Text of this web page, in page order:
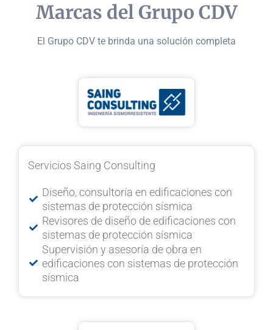
Marcas del Grupo CDV
El Grupo CDV te brinda una solución completa
Servicios Saing Consulting
Diseño, consultoría en edificaciones con
sistemas de protección sísmica
Revisores de diseño de edificaciones con
sistemas de protección sísmica
Supervisión y asesoría de obra en
edificaciones con sistemas de protección
sísmica